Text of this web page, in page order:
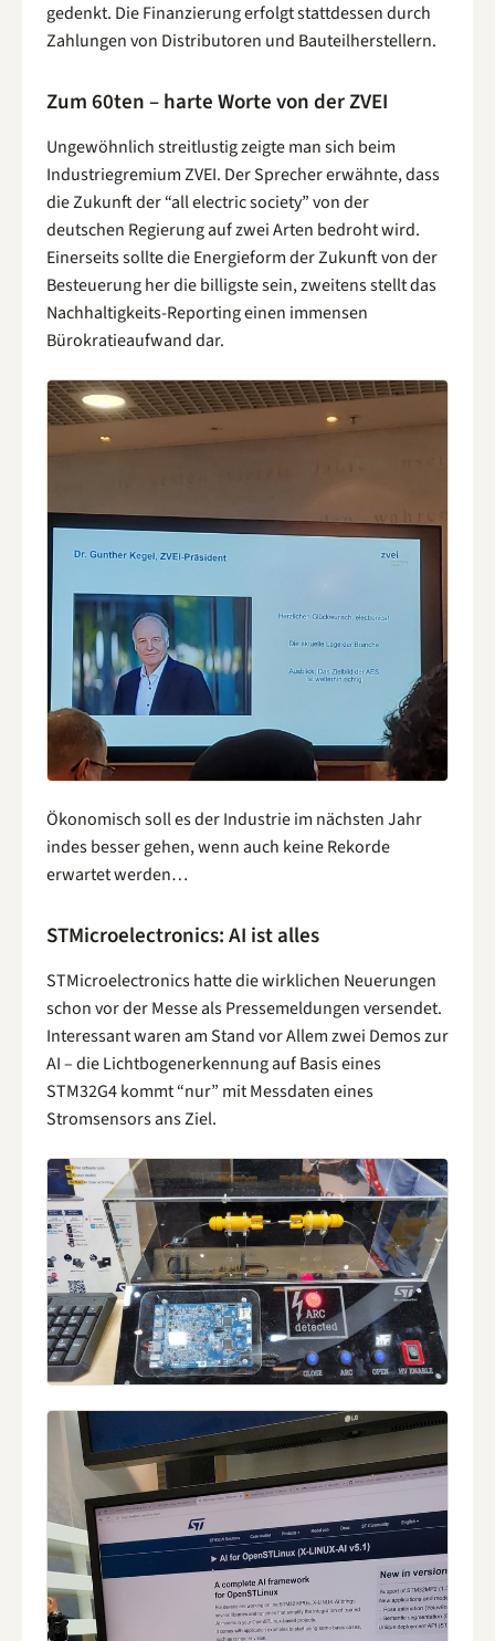
gedenkt. Die Finanzierung erfolgt stattdessen durch
Zahlungen von Distributoren und Bauteilherstellern.
Zum 60ten – harte Worte von der ZVEI
Ungewöhnlich streitlustig zeigte man sich beim
Industriegremium ZVEI. Der Sprecher erwähnte, dass
die Zukunft der “all electric society” von der
deutschen Regierung auf zwei Arten bedroht wird.
Einerseits sollte die Energieform der Zukunft von der
Besteuerung her die billigste sein, zweitens stellt das
Nachhaltigkeits-Reporting einen immensen
Bürokratieaufwand dar.
Ökonomisch soll es der Industrie im nächsten Jahr
indes besser gehen, wenn auch keine Rekorde
erwartet werden…
STMicroelectronics: AI ist alles
STMicroelectronics hatte die wirklichen Neuerungen
schon vor der Messe als Pressemeldungen versendet.
Interessant waren am Stand vor Allem zwei Demos zur
AI – die Lichtbogenerkennung auf Basis eines
STM32G4 kommt “nur” mit Messdaten eines
Stromsensors ans Ziel.